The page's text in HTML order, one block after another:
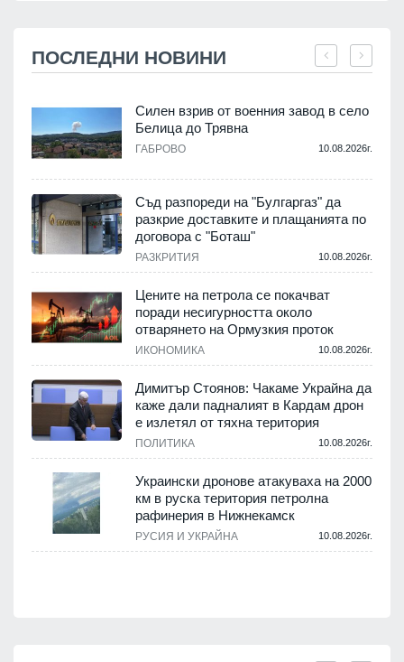
ПОСЛЕДНИ НОВИНИ
Силен взрив от военния завод в село
Белица до Трявна
ГАБРОВО 10.08.2026г.
Съд разпореди на "Булгаргаз" да
разкрие доставките и плащанията по
договора с "Боташ"
РАЗКРИТИЯ 10.08.2026г.
Цените на петрола се покачват
поради несигурността около
отварянето на Ормузкия проток
ИКОНОМИКА 10.08.2026г.
Димитър Стоянов: Чакаме Украйна да
каже дали падналият в Кардам дрон
е излетял от тяхна територия
ПОЛИТИКА 10.08.2026г.
Украински дронове атакуваха на 2000
км в руска територия петролна
рафинерия в Нижнекамск
РУСИЯ И УКРАЙНА 10.08.2026г.